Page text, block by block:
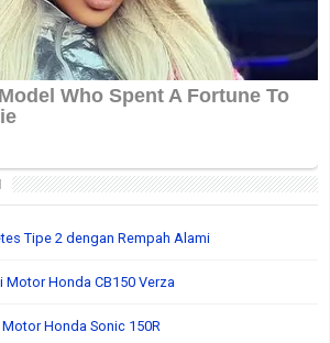
Tipe 2 dengan Rempah Alami
Motor Honda CB150 Verza
Honda Sonic 150R